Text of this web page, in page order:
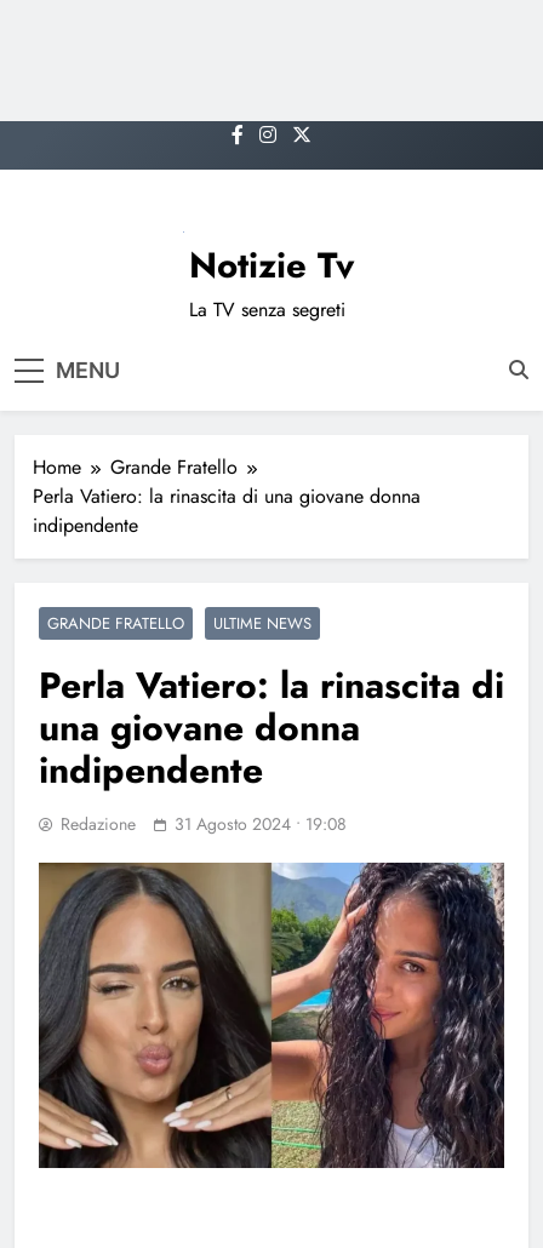
to
Notizie Tv
La TV senza segreti
MENU
Home
Grande Fratello
Perla Vatiero: la rinascita di una giovane donna
indipendente
GRANDE FRATELLO ULTIME NEWS
Perla Vatiero: la rinascita di
una giovane donna
indipendente
Redazione 31 Agosto 2024 • 19:08